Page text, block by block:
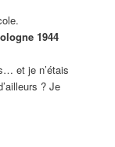
1944
et je n’étais
? Je